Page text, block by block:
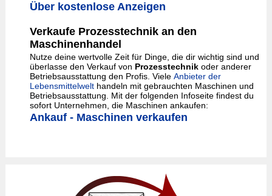
Über kostenlose Anzeigen
Verkaufe Prozesstechnik an den
Maschinenhandel
Nutze deine wertvolle Zeit für Dinge, die dir wichtig sind und
überlasse den Verkauf von Prozesstechnikoder anderer
Betriebsausstattung den Profis. Viele Anbieter der
Lebensmittelwelthandeln mit gebrauchten Maschinen und
Betriebsausstattung. Mit der folgenden Infoseite findest du
sofort Unternehmen, die Maschinen ankaufen:
Ankauf - Maschinen verkaufen